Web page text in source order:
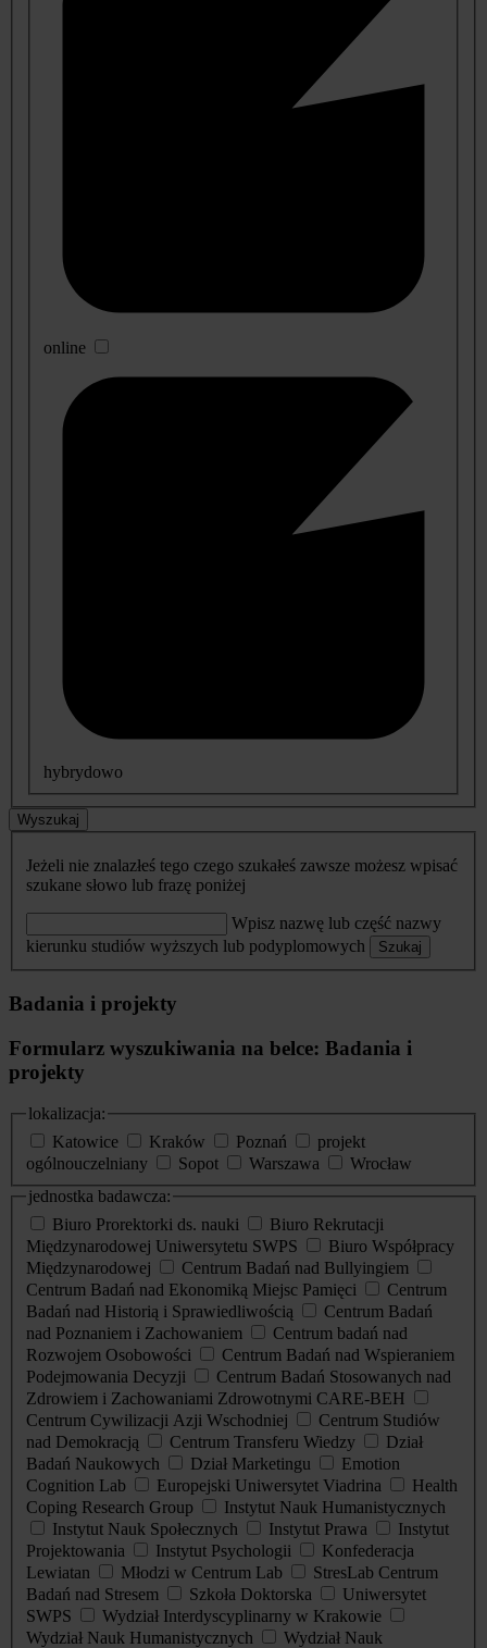
online
hybrydowo
Wyszukaj
Jeżeli nie znalazłeś tego czego szukałeś zawsze możesz wpisać
szukane słowo lub frazę poniżej
Wpisz nazwę lub część nazwy
kierunku studiów wyższych lub podyplomowych
Szukaj
Badania i projekty
Formularz wyszukiwania na belce: Badania i
projekty
lokalizacja:
Katowice
Kraków Poznań
projekt
ogólnouczelniany
Sopot Warszawa
Wrocław
jednostka badawcza:
Biuro Prorektorki ds. nauki
Biuro Rekrutacji
Międzynarodowej Uniwersytetu SWPS
Biuro Współpracy
Międzynarodowej
Centrum Badań nad Bullyingiem
Centrum Badań nad Ekonomiką Miejsc Pamięci
Centrum
Badań nad Historią i Sprawiedliwością
Centrum Badań
nad Poznaniem i Zachowaniem
Centrum badań nad
Rozwojem Osobowości
Centrum Badań nad Wspieraniem
Podejmowania Decyzji
Centrum Badań Stosowanych nad
Zdrowiem i Zachowaniami Zdrowotnymi CARE-BEH
Centrum Cywilizacji Azji Wschodniej
Centrum Studiów
nad Demokracją
Centrum Transferu Wiedzy
Dział
Badań Naukowych
Dział Marketingu
Emotion
Cognition Lab
Europejski Uniwersytet Viadrina
Health
Coping Research Group
Instytut Nauk Humanistycznych
Instytut Nauk Społecznych
Instytut Prawa
Instytut
Projektowania
Instytut Psychologii
Konfederacja
Lewiatan
Młodzi w Centrum Lab
StresLab Centrum
Badań nad Stresem
Szkoła Doktorska
Uniwersytet
SWPS
Wydział Interdyscyplinarny w Krakowie
Wydział Nauk Humanistycznych
Wydział Nauk